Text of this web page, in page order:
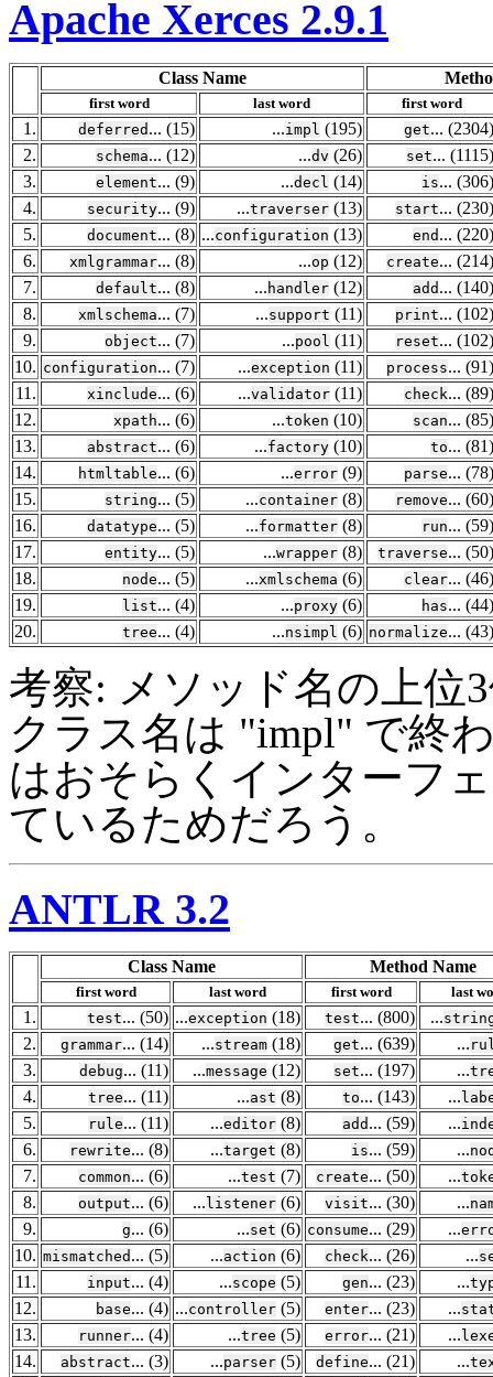
Apache Xerces 2.9.1
Class Name
first word last word first word
1. deferred ... (15) ...impl (195) get... (2304)
2.
schema... (12) ...dv (26) set... (1115)
3.
element... (9) ...decl (14) is... (306)
4.
security... (9) ...traverser (13) start... (230)
5.
document... (8) ...configuration (13) end ... (220)
6.
xmlgrammar... (8) ...op (12) create... (214)
7.
default... (8) ... handler (12) add ... (140)
8.
xmlschema... (7) ...support (11) print... (102)
9.
object... (7) ...pool (11) reset... (102)
10. configuration... (7) ...exception (11) process... (91)
11.
xinclude... (6) ...validator (11) check... (89)
12.
xpath... (6) ...token (10) scan... (85)
13.
abstract... (6) ...factory (10) to... (81)
14.
htmltable... (6) ...error (9) parse... (78)
15.
string... (5) ...container (8) remove... (60)
16.
datatype... (5) ...formatter (8) run... (59)
17.
entity... (5) ...wrapper (8) traverse... (50)
18.
node... (5) ...xmlschema (6) clear... (46)
19.
list... (4) ...proxy (6) has... (44)
20.
tree... (4) ...nsimpl (6) normalize... (43)
考察: メソッド名の上位
クラス名は "impl" で終
はおそらくインターフ
ているためだろう。
ANTLR 3.2
Class Name Method Name
first word last word first word last
1. test... (50) ...exception (18) test... (800) ...
2. grammar... (14) ...stream (18) get... (639) ...
3. debug... (11) ...message (12) set... (197) ...
4. tree... (11) ...ast (8) to... (143) ...
5. rule... (11) ...editor (8) add ... (59) ...
6. rewrite... (8) ...target (8) is... (59) ...
7. common... (6) ...test (7) create... (50) ...
8. output... (6) ... listener (6) visit... (30) ...
9. g... (6) ...set (6) consume... (29) ...
10. mismatched ... (5) ...action (6) check... (26) ...
11. input... (4) ...scope (5) gen... (23) ...
12. base... (4) ...controller (5) enter... (23) ...
13. runner... (4) ...tree (5) error... (21) ...
14. abstract... (3) ...parser (5) define... (21) ...